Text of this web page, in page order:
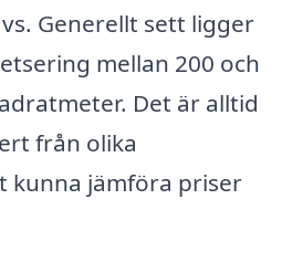
Generellt sett ligger
mellan 200 och
Det är alltid
från olika
kunna jämföra priser